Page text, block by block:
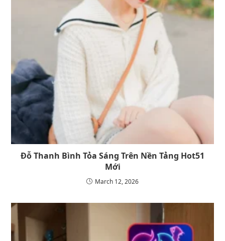
Đỗ Thanh Bình Tỏa Sáng Trên Nền Tảng Hot51
Mới
March 12, 2026